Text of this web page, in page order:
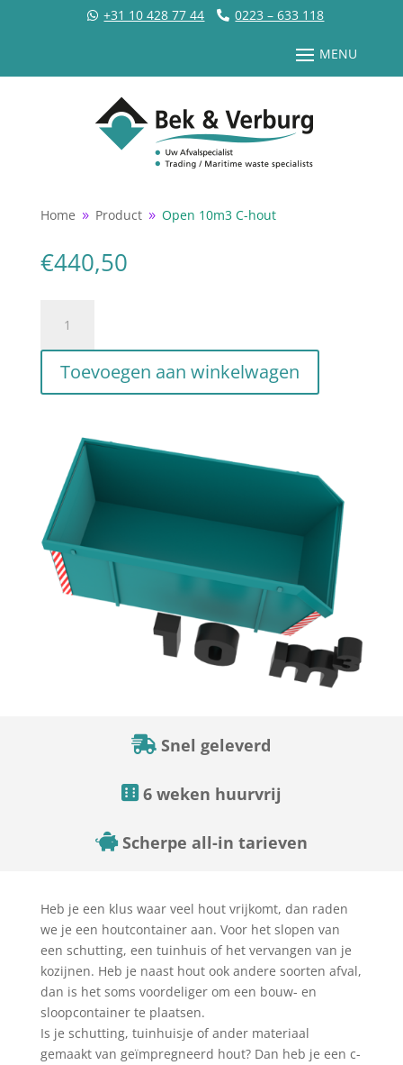
+31 10 428 77 44 0223 – 633 118
Home 9 Product 9 Open 10m3 C-hout
€440,50
10m3
C-
hout
aantal
Toevoegen aan winkelwagen
Snel geleverd
6 weken huurvrij
Scherpe all-in tarieven
Heb je een klus waar veel hout vrijkomt, dan raden
we je een houtcontainer aan. Voor het slopen van
een schutting, een tuinhuis of het vervangen van je
kozijnen. Heb je naast hout ook andere soorten afval,
dan is het soms voordeliger om een bouw- en
sloopcontainer te plaatsen.
Is je schutting, tuinhuisje of ander materiaal
gemaakt van geïmpregneerd hout? Dan heb je een c-